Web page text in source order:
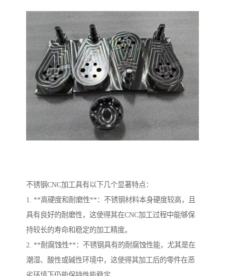
不锈钢CNC加工具有以下几个显著特点：
1. **高硬度和耐磨性**：不锈钢材料本身硬度较高，且
具有良好的耐磨性，这使得其在CNC加工过程中能够保
持较长的寿命和稳定的加工精度。
2. **耐腐蚀性**：不锈钢具有的耐腐蚀性能，尤其是在
潮湿、酸性或碱性环境中，这使得其加工后的零件在恶